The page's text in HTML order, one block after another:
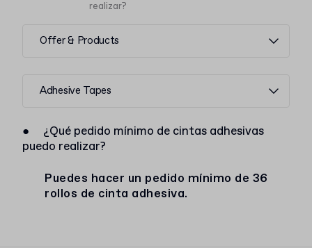
realizar?
Offer & Products
Adhesive Tapes
●
¿Qué pedido mínimo de cintas adhesivas
puedo realizar?
Puedes hacer un pedido mínimo de 36
rollos de cinta adhesiva.